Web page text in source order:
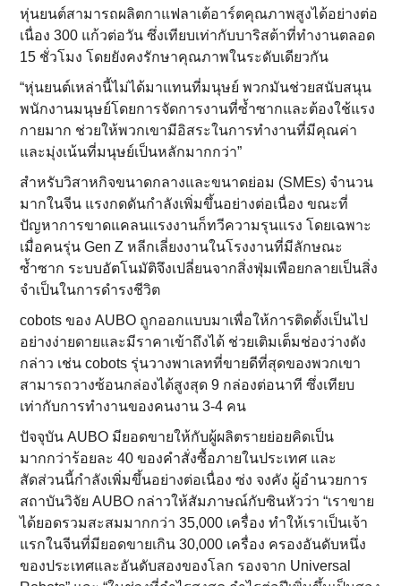
หุ่นยนต์สามารถผลิตกาแฟลาเต้อาร์ตคุณภาพสูงได้อย่างต่อ
เนื่อง 300 แก้วต่อวัน ซึ่งเทียบเท่ากับบาริสต้าที่ทำงานตลอด
15 ชั่วโมง โดยยังคงรักษาคุณภาพในระดับเดียวกัน
“หุ่นยนต์เหล่านี้ไม่ได้มาแทนที่มนุษย์ พวกมันช่วยสนับสนุน
พนักงานมนุษย์โดยการจัดการงานที่ซ้ำซากและต้องใช้แรง
กายมาก ช่วยให้พวกเขามีอิสระในการทำงานที่มีคุณค่า
และมุ่งเน้นที่มนุษย์เป็นหลักมากกว่า”
สำหรับวิสาหกิจขนาดกลางและขนาดย่อม (SMEs) จำนวน
มากในจีน แรงกดดันกำลังเพิ่มขึ้นอย่างต่อเนื่อง ขณะที่
ปัญหาการขาดแคลนแรงงานก็ทวีความรุนแรง โดยเฉพาะ
เมื่อคนรุ่น Gen Z หลีกเลี่ยงงานในโรงงานที่มีลักษณะ
ซ้ำซาก ระบบอัตโนมัติจึงเปลี่ยนจากสิ่งฟุ่มเพือยกลายเป็นสิ่ง
จำเป็นในการดำรงชีวิต
cobots ของ AUBO ถูกออกแบบมาเพื่อให้การติดตั้งเป็นไป
อย่างง่ายดายและมีราคาเข้าถึงได้ ช่วยเติมเต็มช่องว่างดัง
กล่าว เช่น cobots รุ่นวางพาเลทที่ขายดีที่สุดของพวกเขา
สามารถวางซ้อนกล่องได้สูงสุด 9 กล่องต่อนาที ซึ่งเทียบ
เท่ากับการทำงานของคนงาน 3-4 คน
ปัจจุบัน AUBO มียอดขายให้กับผู้ผลิตรายย่อยคิดเป็น
มากกว่าร้อยละ 40 ของคำสั่งซื้อภายในประเทศ และ
สัดส่วนนี้กำลังเพิ่มขึ้นอย่างต่อเนื่อง ซ่ง จงคัง ผู้อำนวยการ
สถาบันวิจัย AUBO กล่าวให้สัมภาษณ์กับซินหัวว่า “เราขาย
ได้ยอดรวมสะสมมากกว่า 35,000 เครื่อง ทำให้เราเป็นเจ้า
แรกในจีนที่มียอดขายเกิน 30,000 เครื่อง ครองอันดับหนึ่ง
ของประเทศและอันดับสองของโลก รองจาก Universal